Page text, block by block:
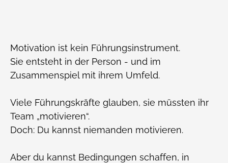
Motivation ist kein Führungsinstrument.
Sie entsteht in der Person - und im
Zusammenspiel mit ihrem Umfeld.
Viele Führungskräfte glauben, sie müssten ihr
Team „motivieren“.
Doch: Du kannst niemanden motivieren.
Aber du kannst Bedingungen schaffen, in